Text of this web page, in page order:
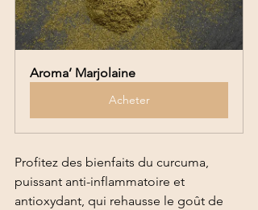
Aroma’ Marjolaine
Acheter
Profitez des bienfaits du curcuma,
puissant anti-inflammatoire et
antioxydant, qui rehausse le goût de